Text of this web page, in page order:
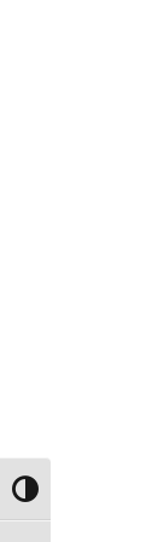
Toggle High